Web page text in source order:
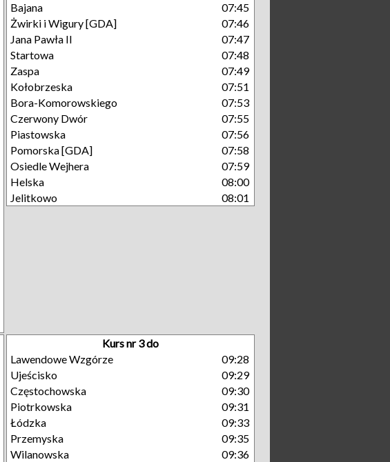
Bajana
07:45
Żwirki i Wigury [GDA]
07:46
Jana Pawła II
07:47
Startowa
07:48
Zaspa
07:49
Kołobrzeska
07:51
Bora-Komorowskiego
07:53
Czerwony Dwór
07:55
Piastowska
07:56
Pomorska [GDA]
07:58
Osiedle Wejhera
07:59
Helska
08:00
Jelitkowo
08:01
Kurs nr 3 do
Lawendowe Wzgórze
09:28
Ujeścisko
09:29
Częstochowska
09:30
Piotrkowska
09:31
Łódzka
09:33
Przemyska
09:35
Wilanowska
09:36